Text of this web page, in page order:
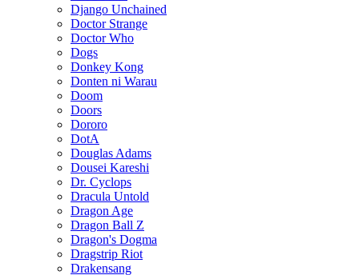
Django Unchained
Doctor Strange
Doctor Who
Dogs
Donkey Kong
Donten ni Warau
Doom
Doors
Dororo
DotA
Douglas Adams
Dousei Kareshi
Dr. Cyclops
Dracula Untold
Dragon Age
Dragon Ball Z
Dragon's Dogma
Dragstrip Riot
Drakensang